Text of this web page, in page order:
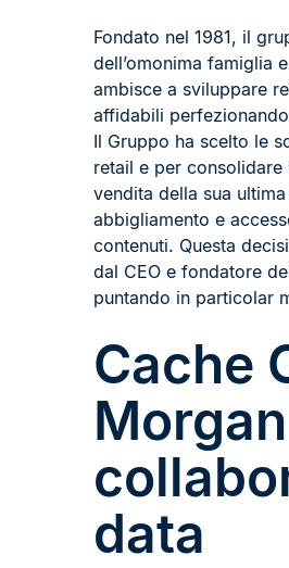
Fondato nel 1981, il
dell’omonima famiglia
ambisce a sviluppare
affidabili
Il Gruppo ha scelto le
retail e per
vendita della sua
abbigliamento e
contenuti. Questa
dal CEO e fondatore
puntando in particolar
Cache
data